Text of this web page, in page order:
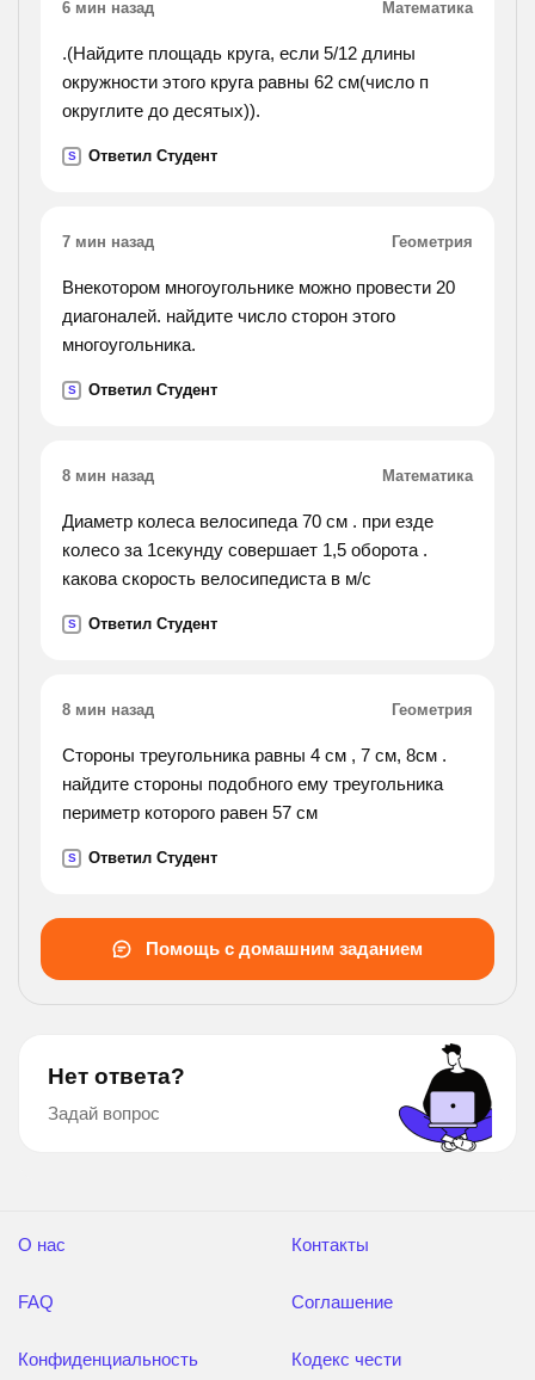
6 мин назад Математика
.(Найдите площадь круга, если 5/12 длины
окружности этого круга равны 62 см(число п
округлите до десятых)).
S Ответил Студент
7 мин назад Геометрия
Внекотором многоугольнике можно провести 20
диагоналей. найдите число сторон этого
многоугольника.
S Ответил Студент
8 мин назад Математика
Диаметр колеса велосипеда 70 см . при езде
колесо за 1секунду совершает 1,5 оборота .
какова скорость велосипедиста в м/с
S Ответил Студент
8 мин назад Геометрия
Стороны треугольника равны 4 см , 7 см, 8см .
найдите стороны подобного ему треугольника
периметр которого равен 57 см
S Ответил Студент
Помощь с домашним заданием
Нет ответа?
Задай вопрос
О нас
FAQ
Конфиденциальность
Контакты
Соглашение
Кодекс чести